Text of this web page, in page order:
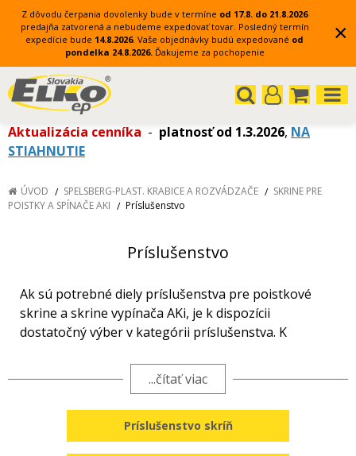
Z dôvodu čerpania dovolenky bude v termíne od 17.8. do 21.8.2026
predajňa zatvorená a nebudeme expedovať tovar. Posledný termín
expedície bude 14.8.2026. Vaše objednávky budú expedované od
pondelka 24.8.2026. Ďakujeme za pochopenie
×
Aktualizácia cenníka - platnosť od 1.3.2026, NA
STIAHNUTIE
ÚVOD SPELSBERG-PLAST. KRABICE A ROZVÁDZAČE
SKRINE PRE
POISTKY A SPÍNAČE AKI
Príslušenstvo
Príslušenstvo
Ak sú potrebné diely príslušenstva pre poistkové
skrine a skrine vypínača AKi, je k dispozícii
dostatočný výber v kategórii príslušenstva. K
na kombináciu riešení skríň alebo visiacich zámkov
na zaistenie elektroinštalácie. Pomôckou na
zjednodušenie inštalácie na stenu sú nosné profily Z
alebo vonkajšie upevňovacie spony. K rôznym typom
skríň sú potrebné príslušné svorky. Spelsberg má na
...čítať viac
Príslušenstvo skríň